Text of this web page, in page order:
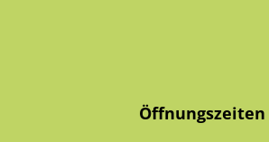
Öffnungszeiten